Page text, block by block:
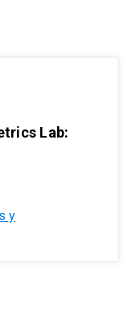
Lab:
y